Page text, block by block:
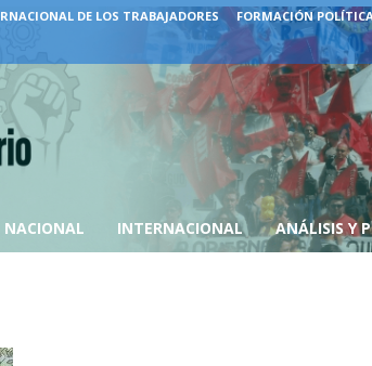
DE LOS TRABAJADORES FORMACIÓN
NACIONAL INTERNACIONAL ANÁLISIS Y